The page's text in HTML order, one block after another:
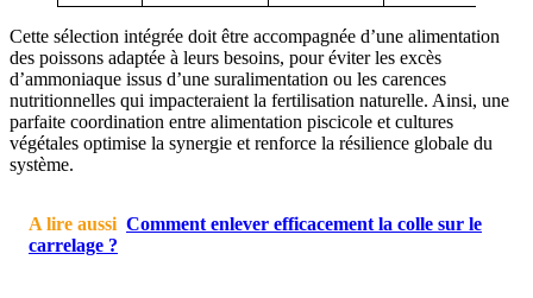
Cette sélection intégrée doit être accompagnée d’une alimentation
des poissons adaptée à leurs besoins, pour éviter les excès
d’ammoniaque issus d’une suralimentation ou les carences
nutritionnelles qui impacteraient la fertilisation naturelle. Ainsi, une
parfaite coordination entre alimentation piscicole et cultures
végétales optimise la synergie et renforce la résilience globale du
système.
A lire aussi Comment enlever efficacement la colle sur le
carrelage ?